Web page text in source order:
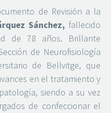
de Revisión a la
Sánchez, fallecido
de 78 años. Brillante
de Neurofisiología
de Bellvitge, que
en el tratamiento y
siendo a su vez
de confeccionar el